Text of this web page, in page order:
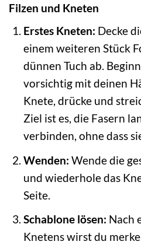
Filzen und Kneten
Erstes Kneten: Decke
einem weiteren Stück
dünnen Tuch ab.
vorsichtig mit deinen
Knete, drücke und
Ziel ist es, die Fasern
verbinden, ohne dass
Wenden: Wende die
und wiederhole das
Seite.
Schablone lösen: Nach
Knetens wirst du